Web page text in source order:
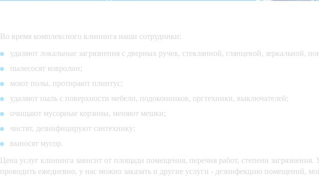
Во время комплексного клининга наши сотрудники:
удаляют локальные загрязнения с дверных ручек, стеклянной, глянцевой, зеркальной,
пылесосят ковролин;
моют полы, протирают плинтус;
удаляют пыль с поверхности мебели, подоконников, оргтехники, выключателей;
очищают мусорные корзины, меняют мешки;
чистят, дезинфицируют сантехнику;
выносят мусор.
Цена услуг клининга зависит от площади помещения, перечня работ, степени
проводить ежедневно, у нас можно заказать и другие услуги - дезинфекцию помещений,